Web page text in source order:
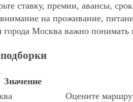
ставку, премии, авансы,
на проживание,
города Москва важно понимать
Значение
Оцените